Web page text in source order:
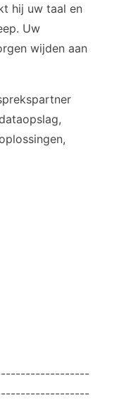
hij uw taal en
Uw
wijden aan